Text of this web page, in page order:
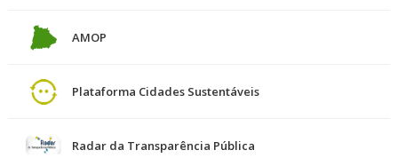
AMOP
Plataforma Cidades Sustentáveis
Radar da Transparência Pública